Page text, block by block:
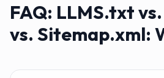
FAQ: LLMS.txt
vs. Sitemap.xml: